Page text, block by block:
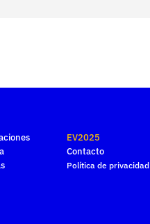
EV2025
Contacto
Política de privacidad